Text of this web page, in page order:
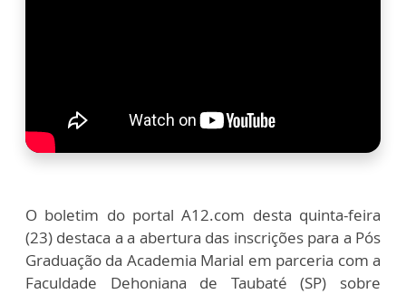
O boletim do portal A12.com desta quinta-feira
(23) destaca a a abertura das inscrições para a Pós
Graduação da Academia Marial em parceria com a
Faculdade Dehoniana de Taubaté (SP) sobre